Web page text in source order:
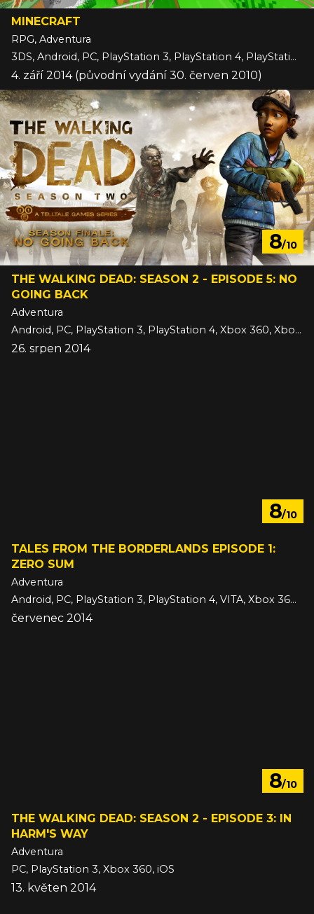
MINECRAFT
RPG, Adventura
3DS, Android, PC, PlayStation 3, PlayStation 4, PlayStation 5, Switch, Switch 2, VITA, Wii U, Xbox 360, Xbox One, Xbox Series, iOS
4. září 2014 (původní vydání 30. červen 2010)
8/10
THE WALKING DEAD: SEASON 2 - EPISODE 5: NO
GOING BACK
Adventura
Android, PC, PlayStation 3, PlayStation 4, Xbox 360, Xbox One, iOS
26. srpen 2014
8/10
TALES FROM THE BORDERLANDS EPISODE 1:
ZERO SUM
Adventura
Android, PC, PlayStation 3, PlayStation 4, VITA, Xbox 360, Xbox One, iOS
červenec 2014
8/10
THE WALKING DEAD: SEASON 2 - EPISODE 3: IN
HARM'S WAY
Adventura
PC, PlayStation 3, Xbox 360, iOS
13. květen 2014